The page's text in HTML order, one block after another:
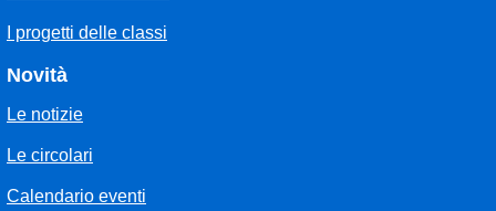
I progetti delle classi
Novità
Le notizie
Le circolari
Calendario eventi